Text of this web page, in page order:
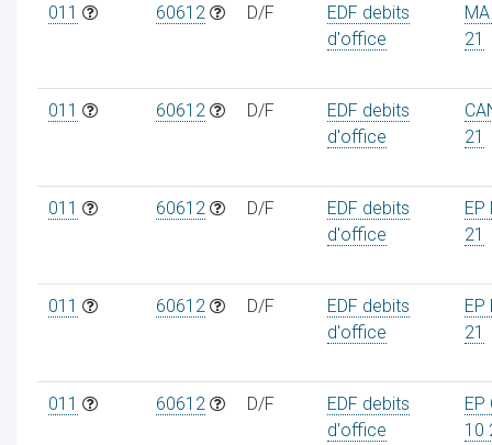
011 60612 D/F
EDF debits
d'office
21
011 60612 D/F
EDF debits
d'office
21
011 60612 D/F
EDF debits
d'office
EP
21
011 60612 D/F
EDF debits
d'office
EP
21
011 60612 D/F
EDF debits
d'office
EP
10